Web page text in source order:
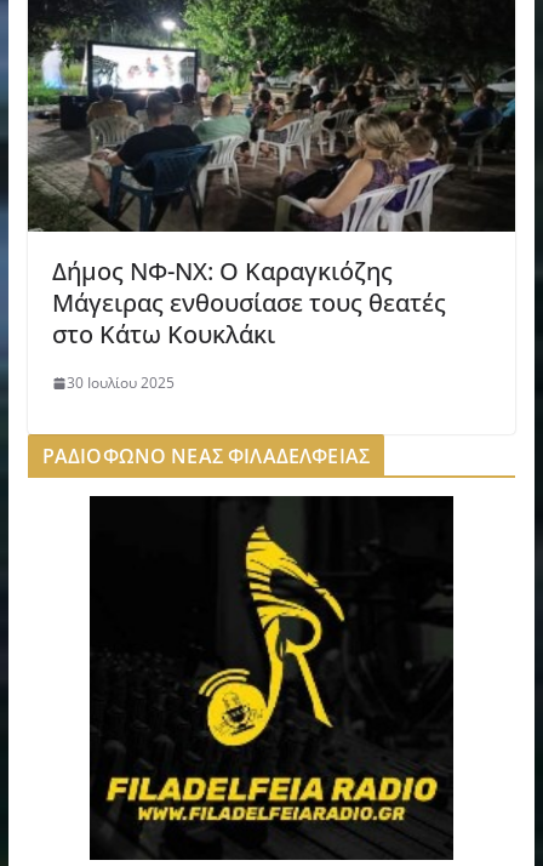
Δήμος ΝΦ-ΝΧ: Ο Καραγκιόζης
Μάγειρας ενθουσίασε τους θεατές
στο Κάτω Κουκλάκι
30 Ιουλίου 2025
ΡΑΔΙΟΦΩΝΟ ΝΕΑΣ ΦΙΛΑΔΕΛΦΕΙΑΣ